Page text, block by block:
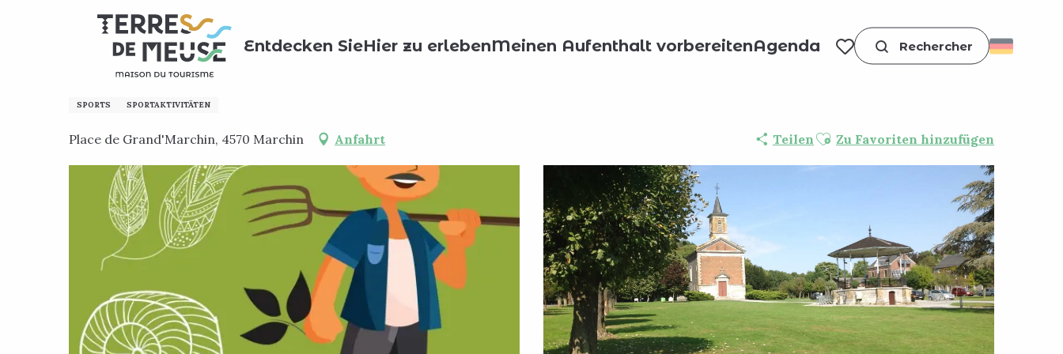
Voir les favoris
Suche
Entdecken SieHier zu erlebenMeinen Aufenthalt vorbereitenAgenda
Home Entdecken Sie Le paysan de Jamagne dupe le diable
Le paysan de Jamagne dupe le diable
SPORTS SPORTAKTIVITÄTEN
Place de Grand'Marchin, 4570 Marchin Anfahrt Teilen Ajouter aux favoris
Zu Favoriten hinzufügen